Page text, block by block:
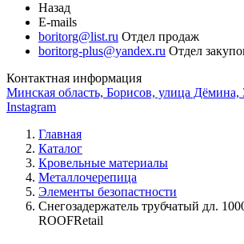
Назад
E-mails
boritorg@list.ru Отдел продаж
boritorg-plus@yandex.ru Отдел
Контактная информация
Минская область, Борисов, улица Дёмина,
Instagram
Главная
Каталог
Кровельные материалы
Металлочерепица
Элементы безопастности
Снегозадержатель трубчатый дл.
ROOFRetail